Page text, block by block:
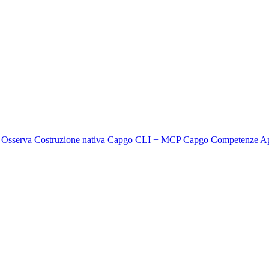
Osserva Costruzione nativa Capgo CLI + MCPCapgo Competenze